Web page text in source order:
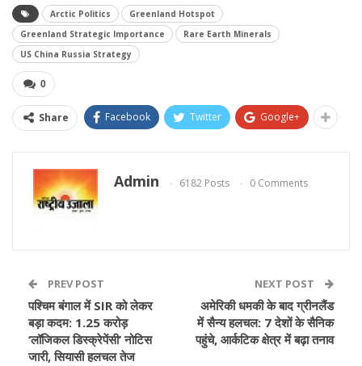
Arctic Politics
Greenland Hotspot
Greenland Strategic Importance
Rare Earth Minerals
US China Russia Strategy
0
Share Facebook Twitter Google+
Admin 6182 Posts 0 Comments
PREV POST
पश्चिम बंगाल में SIR को लेकर
बड़ा कदम: 1.25 करोड़
‘लॉजिकल डिस्क्रेपेंसी’ नोटिस
जारी, सियासी हलचल तेज
NEXT POST
अमेरिकी धमकी के बाद ग्रीनलैंड
में सैन्य हलचल: 7 देशों के सैनिक
पहुंचे, आर्कटिक क्षेत्र में बढ़ा तनाव